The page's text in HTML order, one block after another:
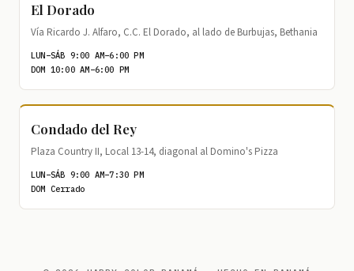
El Dorado
Vía Ricardo J. Alfaro, C.C. El Dorado, al lado de Burbujas, Bethania
LUN–SÁB 9:00 AM–6:00 PM
DOM 10:00 AM–6:00 PM
Condado del Rey
Plaza Country II, Local 13-14, diagonal al Domino's Pizza
LUN–SÁB 9:00 AM–7:30 PM
DOM Cerrado